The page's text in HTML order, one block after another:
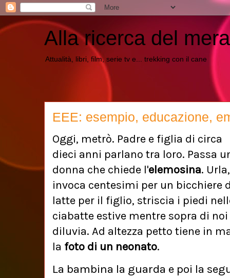
Alla ricerca del
Attualità, libri, film, serie tv e... trekking con il cane
EEE: esempio, educazione,
Oggi, metrò. Padre e figlia di circa
dieci anni parlano tra loro. Passa
donna che chiede l'elemosina. Urla,
invoca centesimi per un bicchiere
latte per il figlio, striscia i piedi
ciabatte estive mentre sopra di noi
diluvia. Ad altezza petto tiene in
la foto di un neonato.
La bambina la guarda e poi la